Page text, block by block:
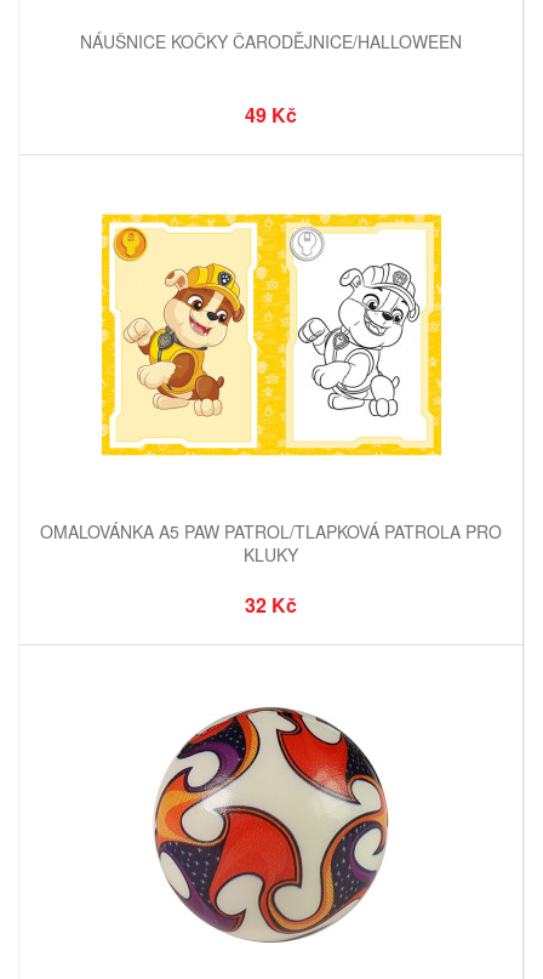
NÁUŠNICE KOČKY ČARODĚJNICE/HALLOWEEN
49 Kč
OMALOVÁNKA A5 PAW PATROL/TLAPKOVÁ PATROLA PRO
KLUKY
32 Kč